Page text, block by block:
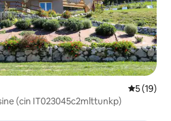
5 de uma
5 (19)
(cin IT023045c2mlttunkp)